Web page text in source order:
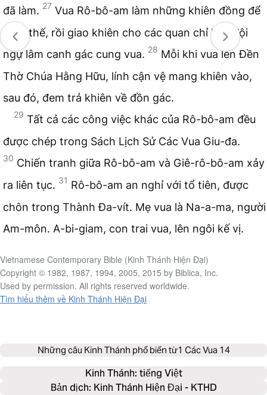
đã làm. 27 Vua Rô-bô-am làm những khiên đồng để
thay thế, rồi giao khiên cho các quan chỉ huy đội
ngự lâm canh gác cung vua. 28 Mỗi khi vua lên Đền
Thờ Chúa Hằng Hữu, lính cận vệ mang khiên vào,
sau đó, đem trả khiên về đồn gác.
29 Tất cả các công việc khác của Rô-bô-am đều
được chép trong Sách Lịch Sử Các Vua Giu-đa.
30 Chiến tranh giữa Rô-bô-am và Giê-rô-bô-am xảy
ra liên tục. 31 Rô-bô-am an nghỉ với tổ tiên, được
chôn trong Thành Đa-vít. Mẹ vua là Na-a-ma, người
Am-môn. A-bi-giam, con trai vua, lên ngôi kế vị.
Vietnamese Contemporary Bible (Kinh Thánh Hiện Đại)
Copyright © 1982, 1987, 1994, 2005, 2015 by Biblica, Inc.
Used by permission. All rights reserved worldwide.
Tìm hiểu thêm về Kinh Thánh Hiện Đại
Những câu Kinh Thánh phổ biến từ1 Các Vua 14
Kinh Thánh: tiếng Việt
Bản dịch: Kinh Thánh Hiện Đại - KTHD